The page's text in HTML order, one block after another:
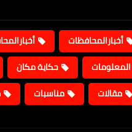
أخبارالمحافظات
المعلومات حكاية مكان
مقالات مناسبات